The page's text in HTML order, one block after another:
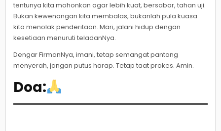
tentunya kita mohonkan agar lebih kuat, bersabar, tahan uji.
Bukan kewenangan kita membalas, bukanlah pula kuasa
kita menolak penderitaan. Mari, jalani hidup dengan
kesetiaan menuruti teladanNya.
Dengar FirmanNya, imani, tetap semangat pantang
menyerah, jangan putus harap. Tetap taat prokes. Amin.
Doa: